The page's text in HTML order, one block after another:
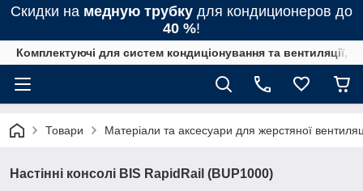
Скидки на медную трубку для кондиционеров до
40 %!
Комплектуючі для систем кондиціонування та вентиляції,
Товари Матеріали та аксесуари для жерстяної
Настінні консолі BIS RapidRail (BUP1000)